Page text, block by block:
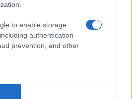
to enable storage
authentication
prevention, and other